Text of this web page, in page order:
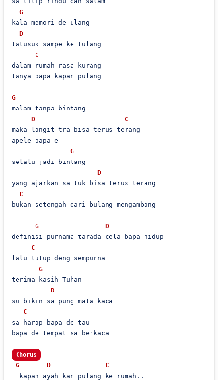
G
kala memori de ulang
D
tatusuk sampe ke tulang
C
dalam rumah rasa kurang
tanya bapa kapan pulang
G
malam tanpa bintang
D
C
maka langit tra bisa terus terang
apele bapa e
G
selalu jadi bintang
D
yang ajarkan sa tuk bisa terus terang
C
bukan setengah dari bulang mengambang
G
D
definisi purnama tarada cela bapa hidup
C
lalu tutup deng sempurna
G
terima kasih Tuhan
D
su bikin sa pung mata kaca
C
sa harap bapa de tau
bapa de tempat sa berkaca
Chorus
G D
C
  kapan ayah kan pulang ke rumah..